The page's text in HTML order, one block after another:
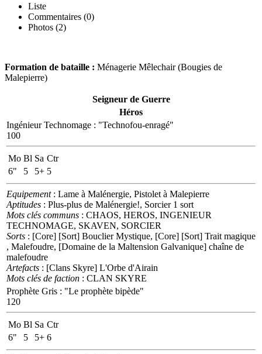
Liste
Commentaires (0)
Photos (2)
Formation de bataille : Ménagerie Mêlechair (Bougies de
Malepierre)
Seigneur de Guerre
Héros
Ingénieur Technomage : "Technofou-enragé"
100
Mo Bl Sa Ctr
6"
5 5+ 5
Equipement: Lame à Malénergie, Pistolet à Malepierre
Aptitudes : Plus-plus de Malénergie!, Sorcier 1 sort
Mots clés communs : CHAOS, HEROS, INGENIEUR
TECHNOMAGE, SKAVEN, SORCIER
Sorts : [Core] [Sort] Bouclier Mystique, [Core] [Sort] Trait magique
, Malefoudre, [Domaine de la Maltension Galvanique] chaîne de
malefoudre
Artefacts : [Clans Skyre] L'Orbe d'Airain
Mots clés de faction : CLAN SKYRE
Prophète Gris : "Le prophète bipède"
120
Mo Bl Sa Ctr
6"
5 5+ 6